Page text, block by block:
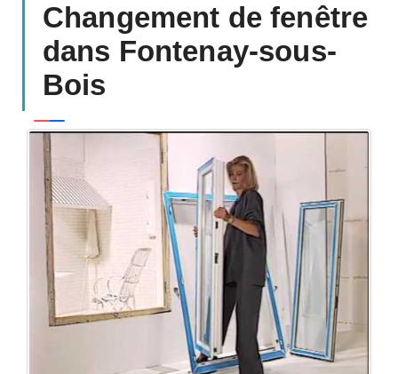
Changement de fenêtre
dans Fontenay-sous-
Bois